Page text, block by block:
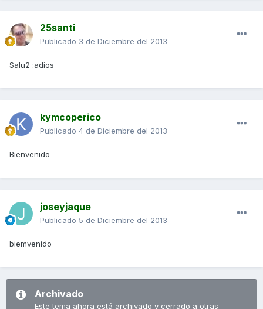
25santi
Publicado 3 de Diciembre del 2013
Salu2 :adios
kymcoperico
Publicado 4 de Diciembre del 2013
Bienvenido
joseyjaque
Publicado 5 de Diciembre del 2013
biemvenido
Archivado
Este tema ahora está archivado y cerrado a otras